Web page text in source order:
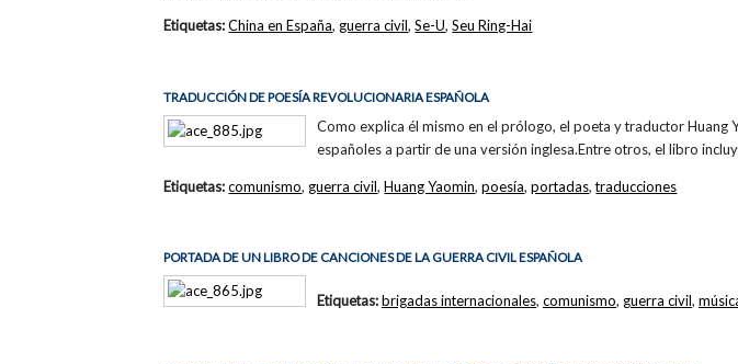
Etiquetas:China en España, guerra civil,Se-U,Seu Ring-Hai
TRADUCCIÓN DE POESÍA REVOLUCIONARIA ESPAÑOLA
Como explica él mismo en el prólogo, el poeta y traductor
españoles a partir de una versión inglesa.Entre otros, el libro
Etiquetas:comunismo, guerra civil,Huang Yaomin,poesía,portadas,traducciones
PORTADA DE UN LIBRO DE CANCIONES DE LA GUERRA CIVIL ESPAÑOLA
Etiquetas:brigadas internacionales, comunismo, guerra civil,